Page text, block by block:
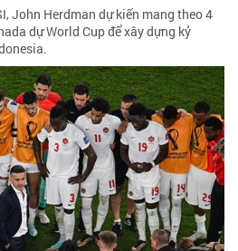
John Herdman dự kiến mang theo 4
dự World Cup để xây dựng kỷ